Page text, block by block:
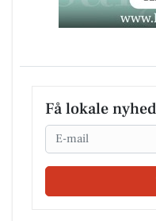
Få lokale
Email